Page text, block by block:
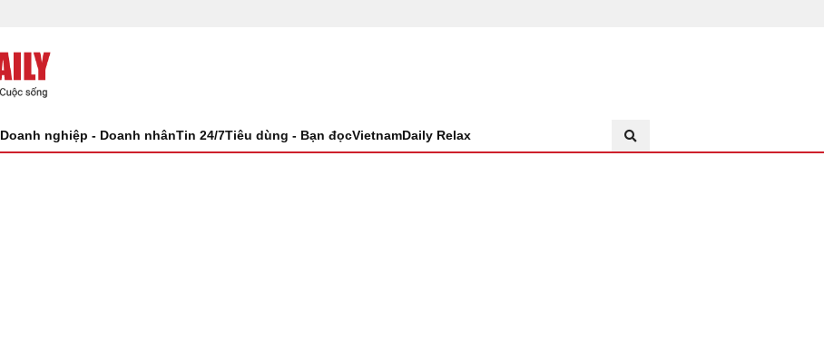
Doanh nghiệp - Doanh nhânTin 24/7Tiêu dùng - Bạn đọcVietnamDaily Relax